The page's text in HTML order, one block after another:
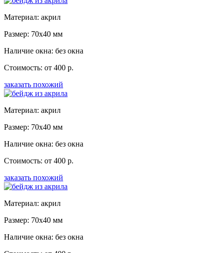
Материал: акрил
Размер: 70x40 мм
Наличие окна: без окна
Стоимость: от 400 р.
заказать похожий
Материал: акрил
Размер: 70x40 мм
Наличие окна: без окна
Стоимость: от 400 р.
заказать похожий
Материал: акрил
Размер: 70x40 мм
Наличие окна: без окна